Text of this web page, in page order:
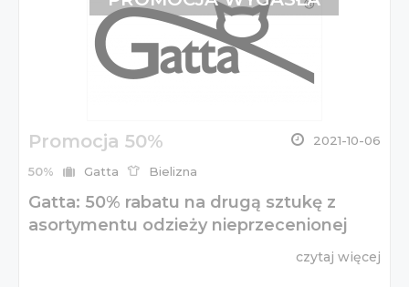
Promocja 50% 2021-10-06
50% Gatta Bielizna
Gatta: 50% rabatu na drugą sztukę z
asortymentu odzieży nieprzecenionej
czytaj więcej